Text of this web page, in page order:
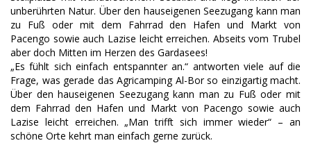
unberührten Natur. Über den hauseigenen Seezugang kann man
zu Fuß oder mit dem Fahrrad den Hafen und Markt von
Pacengo sowie auch Lazise leicht erreichen. Abseits vom Trubel
aber doch Mitten im Herzen des Gardasees!
„Es fühlt sich einfach entspannter an.“ antworten viele auf die
Frage, was gerade das Agricamping Al-Bor so einzigartig macht.
Über den hauseigenen Seezugang kann man zu Fuß oder mit
dem Fahrrad den Hafen und Markt von Pacengo sowie auch
Lazise leicht erreichen. „Man trifft sich immer wieder“ – an
schöne Orte kehrt man einfach gerne zurück.